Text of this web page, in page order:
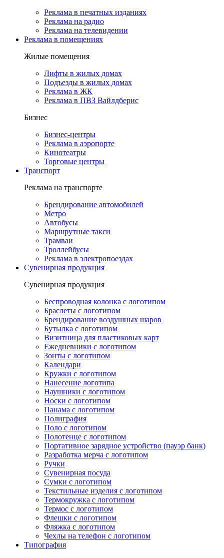
Реклама в печатных изданиях
Реклама на радио
Реклама на телевидении
Реклама в помещениях
Жилые помещения
Лифты в жилых домах
Подъезды в жилых домах
Реклама в ЖК
Реклама в ПВЗ Вайлдберис
Бизнес
Бизнес-центры
Реклама в аэропорте
Кинотеатры
Торговые центры
Транспорт
Реклама на транспорте
Брендирование автомобилей
Метро
Автобусы
Маршрутные такси
Трамваи
Троллейбусы
Реклама в электропоездах
Сувенирная продукция
Сувенирная продукция
Беспроводная колонка с логотипом
Браслеты с логотипом
Брендирование воздушных шаров
Бутылка с логотипом
Визитница для пластиковых карт
Ежедневники с логотипом
Зонты с логотипом
Календари
Кружки с логотипом
Нанесение логотипа
Наушники с логотипом
Носки с логотипом
Панама с логотипом
Полиграфия
Поло с логотипом
Полотенце с логотипом
Портативное зарядное устройство (пауэр банк)
Разработка мерча с логотипом
Ручки
Сувенирная посуда
Сумки с логотипом
Текстильные изделия с логотипом
Термокружка с логотипом
Термос с логотипом
Флешки с логотипом
Фляжка с логотипом
Чехлы на телефон с логотипом
Типография